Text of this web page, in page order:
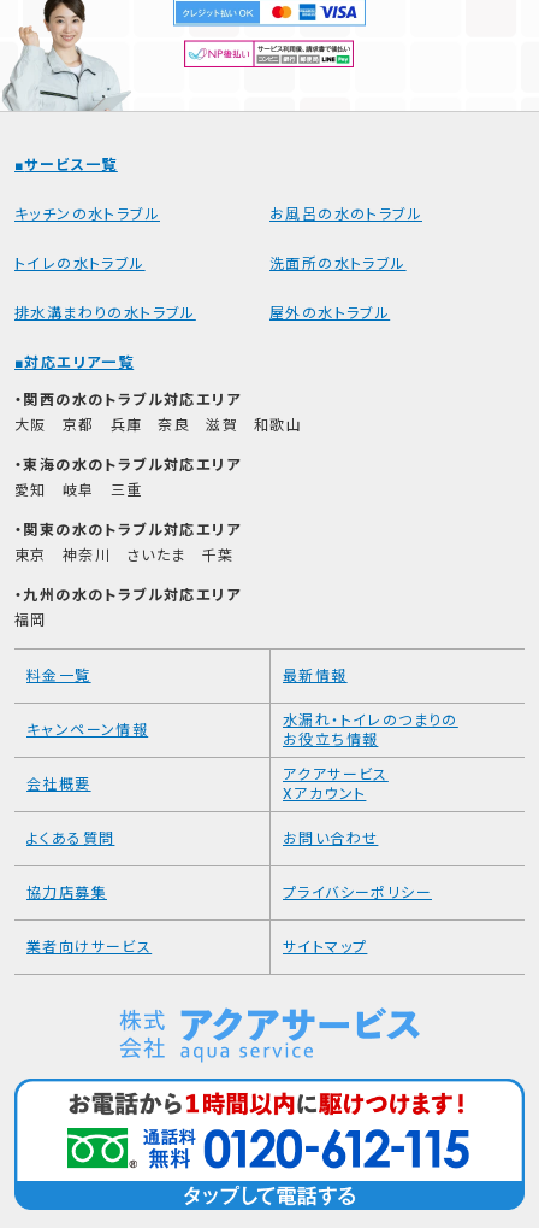
サービス一覧
キッチンの水トラブル お風呂の水のトラブル
トイレの水トラブル 洗面所の水トラブル
排水溝まわりの水トラブル 屋外の水トラブル
対応エリア一覧
関西の水のトラブル対応エリア
大阪
京都 兵庫 奈良 滋賀 和歌山
東海の水のトラブル対応エリア
愛知
岐阜 三重
関東の水のトラブル対応エリア
東京
神奈川 さいたま 千葉
九州の水のトラブル対応エリア
福岡
料金一覧
キャンペーン情報
会社概要
よくある質問
協力店募集
業者向けサービス
最新情報
水漏れ・トイレのつまりの
お役立ち情報
アクアサービス
Xアカウント
お問い合わせ
プライバシーポリシー
サイトマップ